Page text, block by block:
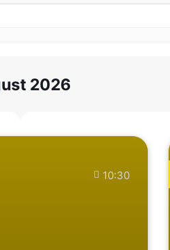
2026
10:30